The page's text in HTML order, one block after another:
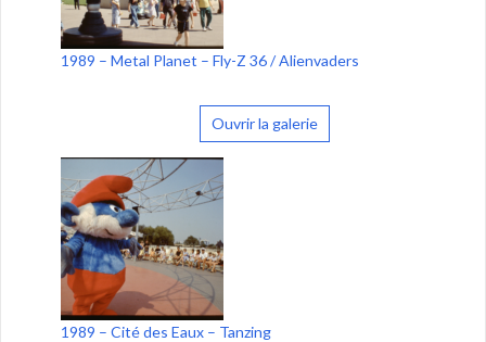
1989 – Metal Planet – Fly-Z 36 / Alienvaders
Ouvrir la galerie
1989 – Cité des Eaux – Tanzing